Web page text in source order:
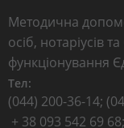
Методична
осіб, нотаріусів
функціонування
Тел:
(044) 200-36-14;
+ 38 093 542 69 68;